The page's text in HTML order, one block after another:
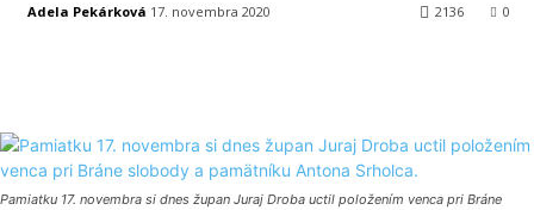
Adela Pekárková 17. novembra 2020 0
2136
Pamiatku 17. novembra si dnes župan Juraj Droba uctil položením venca pri Bráne